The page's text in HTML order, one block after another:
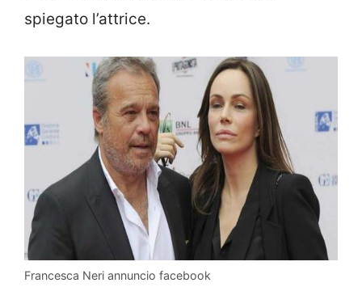
spiegato l’attrice.
Francesca Neri annuncio facebook